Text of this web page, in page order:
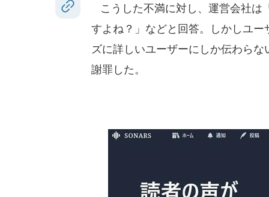
こうした不満に対し、運営会社は
すよね？」などと回答。しかしユ
ズに詳しいユーザーにしか伝わら
謝罪した。